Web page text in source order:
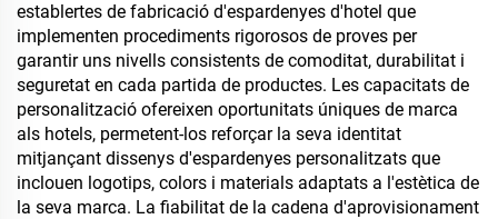
establertes de fabricació d'espardenyes d'hotel que
implementen procediments rigorosos de proves per
garantir uns nivells consistents de comoditat, durabilitat i
seguretat en cada partida de productes. Les capacitats de
personalització ofereixen oportunitats úniques de marca
als hotels, permetent-los reforçar la seva identitat
mitjançant dissenys d'espardenyes personalitzats que
inclouen logotips, colors i materials adaptats a l'estètica de
la seva marca. La fiabilitat de la cadena d'aprovisionament